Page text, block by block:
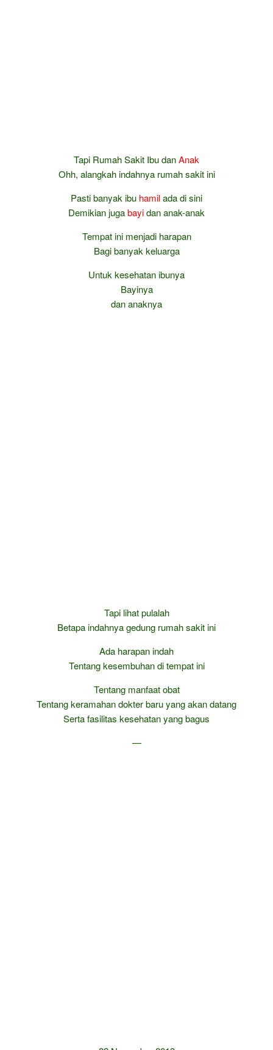
Tapi Rumah Sakit Ibu danAnak
Ohh, alangkah indahnya rumah sakit ini
Pasti banyak ibu hamilada di sini
Demikian jugabayidan anak-anak
Tempat ini menjadi harapan
Bagi banyak keluarga
Untuk kesehatan ibunya
Bayinya
dan anaknya
Tapi lihat pulalah
Betapa indahnya gedung rumah sakit ini
Ada harapan indah
Tentang kesembuhan di tempat ini
Tentang manfaat obat
Tentang keramahan dokter baru yang akan datang
Serta fasilitas kesehatan yang bagus
—